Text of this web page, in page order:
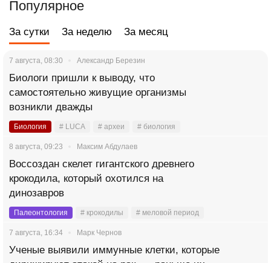
Популярное
За сутки За неделю За месяц
7 августа, 08:30 Александр Березин
Биологи пришли к выводу, что
самостоятельно живущие организмы
возникли дважды
Биология # LUCA # археи # биология
8 августа, 09:23 Максим Абдулаев
Воссоздан скелет гигантского древнего
крокодила, который охотился на
динозавров
Палеонтология # крокодилы # меловой период
7 августа, 16:34 Марк Чернов
Ученые выявили иммунные клетки, которые